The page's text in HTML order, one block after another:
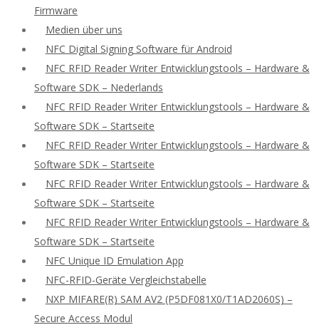
Firmware
Medien über uns
NFC Digital Signing Software für Android
NFC RFID Reader Writer Entwicklungstools – Hardware &
Software SDK – Nederlands
NFC RFID Reader Writer Entwicklungstools – Hardware &
Software SDK – Startseite
NFC RFID Reader Writer Entwicklungstools – Hardware &
Software SDK – Startseite
NFC RFID Reader Writer Entwicklungstools – Hardware &
Software SDK – Startseite
NFC RFID Reader Writer Entwicklungstools – Hardware &
Software SDK – Startseite
NFC Unique ID Emulation App
NFC-RFID-Geräte Vergleichstabelle
NXP MIFARE(R) SAM AV2 (P5DF081X0/T1AD2060S) –
Secure Access Modul